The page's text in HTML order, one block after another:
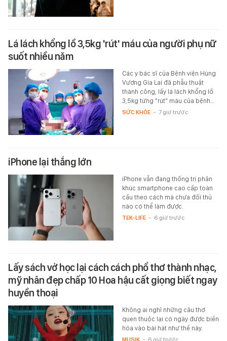
Lá lách khổng lồ 3,5kg 'rút' máu của người phụ nữ
suốt nhiều năm
Các y bác sĩ của Bệnh viện Hùng
Vương Gia Lai đã phẫu thuật
thành công, lấy lá lách khổng lồ
3,5kg từng "rút" máu của bệnh…
SỨC KHỎE - 7 giờ trước
iPhone lại thắng lớn
iPhone vẫn đang thống trị phân
khúc smartphone cao cấp toàn
cầu theo cách mà chưa đối thủ
nào có thể làm được.
TEK-LIFE - 6 giờ trước
Lấy sách vở học lại cách cách phổ thơ thành nhạc,
mỹ nhân đẹp chấp 10 Hoa hậu cất giọng biết ngay
huyền thoại
Không ai nghĩ những câu thơ
quen thuộc lại có ngày được biến
hóa vào bài hát như thế này.
MUSIK - 6 giờ trước